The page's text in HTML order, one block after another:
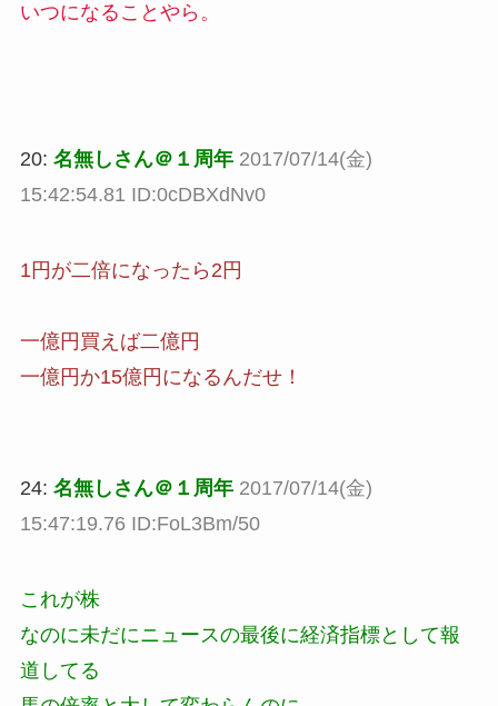
いつになることやら。
20: 名無しさん＠１周年 2017/07/14(金)
15:42:54.81 ID:0cDBXdNv0
1円が二倍になったら2円
一億円買えば二億円
一億円か15億円になるんだせ！
24: 名無しさん＠１周年 2017/07/14(金)
15:47:19.76 ID:FoL3Bm/50
これが株
なのに未だにニュースの最後に経済指標として報
道してる